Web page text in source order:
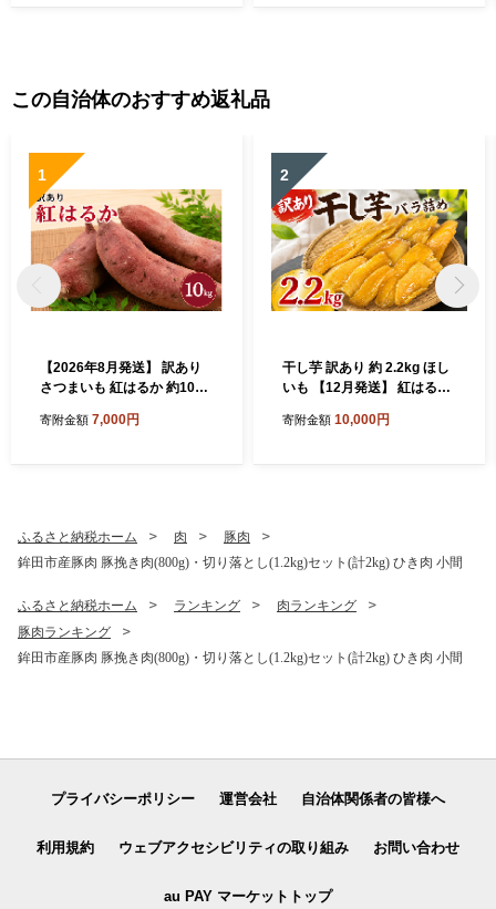
この自治体のおすすめ返礼品
1
【2026年8月発送】 訳あり
さつまいも 紅はるか 約10kg
成芋 熟成いも いも 芋 イモ
寄附金額 7,000円
2
干し芋 訳あり 約 2.2kg ほし
いも 【12月発送】 紅はるか
国産 芋 いも べにはるか hosi
寄附金額 10,000円
ふるさと納税ホーム 肉
豚肉
鉾田市産豚肉 豚挽き肉(800g)・切り落とし(1.2kg)セット(計2kg) ひき肉 小間
ふるさと納税ホーム ランキング
肉ランキング
豚肉ランキング
鉾田市産豚肉 豚挽き肉(800g)・切り落とし(1.2kg)セット(計2kg) ひき肉 小間
プライバシーポリシー 運営会社 自治体関係者の皆様へ
利用規約 ウェブアクセシビリティの取り組み お問い合わせ
au PAY マーケットトップ